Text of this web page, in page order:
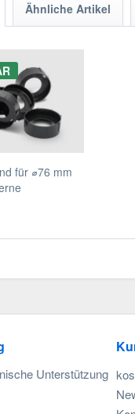
Ähnliche Artikel
für ⌀76 mm
Unterstützung